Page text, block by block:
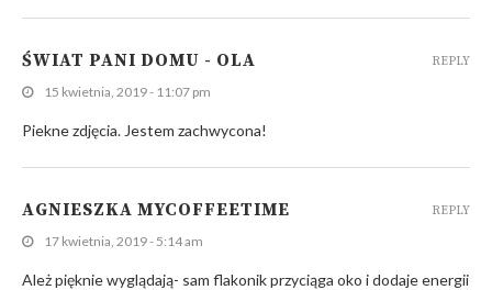
ŚWIAT PANI DOMU - OLA
15 kwietnia, 2019 - 11:07 pm
Piekne zdjęcia. Jestem zachwycona!
REPLY
AGNIESZKA MYCOFFEETIME
17 kwietnia, 2019 - 5:14 am
Ależ pięknie wyglądają- sam flakonik przyciąga oko i dodaje energii
REPLY